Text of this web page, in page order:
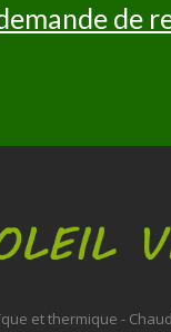
de
et thermique -